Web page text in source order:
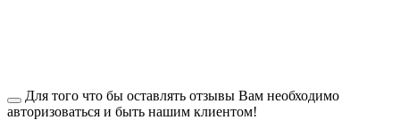
Для того что бы оставлять отзывы Вам необходимо
авторизоваться и быть нашим клиентом!